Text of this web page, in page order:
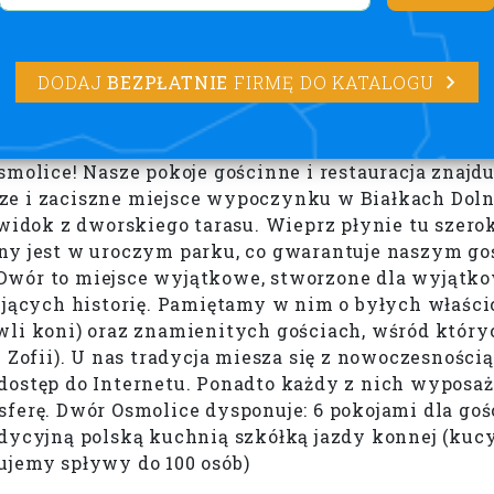
DODAJBEZPŁATNIE FIRMĘ DO KATALOGU
Nasze pokoje gościnne i restauracja
i zaciszne miejsce wypoczynku w Białkach
z dworskiego tarasu. Wieprz płynie tu
w uroczym parku, co gwarantuje naszym
to miejsce wyjątkowe, stworzone dla
historię. Pamiętamy w nim o byłych
koni) oraz znamienitych gościach, wśród
U nas tradycja miesza się z
do Internetu. Ponadto każdy z nich
Dwór Osmolice dysponuje: 6 pokojami dla
polską kuchnią szkółką jazdy konnej
spływy do 100 osób)